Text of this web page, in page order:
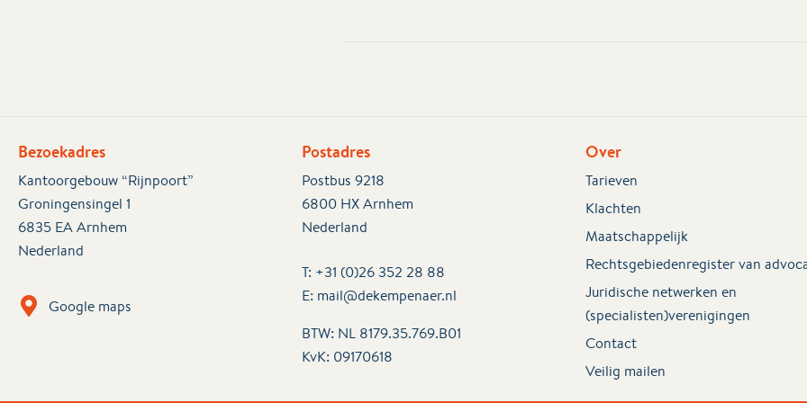
Bezoekadres
Kantoorgebouw “Rijnpoort”
Groningensingel 1
6835 EA Arnhem
Nederland
Google maps
Postadres
Postbus 9218
6800 HX Arnhem
Nederland
T: +31 (0)26 352 28 88
E: mail@dekempenaer.nl
BTW: NL 8179.35.769.B01
KvK: 09170618
Over
Tarieven
Klachten
Maatschappelijk
Rechtsgebiedenregister van
Juridische netwerken en
(specialisten)verenigingen
Contact
Veilig mailen